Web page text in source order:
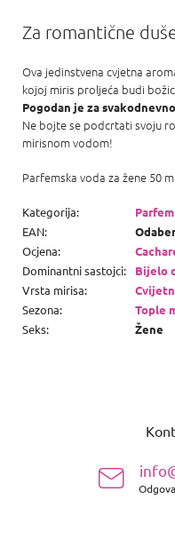
Za romantične
Ova jedinstvena cvjetna
kojoj miris proljeća budi
Pogodan je za svakodnevno
Ne bojte se podcrtati svoju
mirisnom vodom!
Parfemska voda za žene 50
Kategorija:
EAN:
Ocjena:
Dominantni sastojci:
Bijelo
Vrsta mirisa:
Sezona:
Tople
Seks: Žene